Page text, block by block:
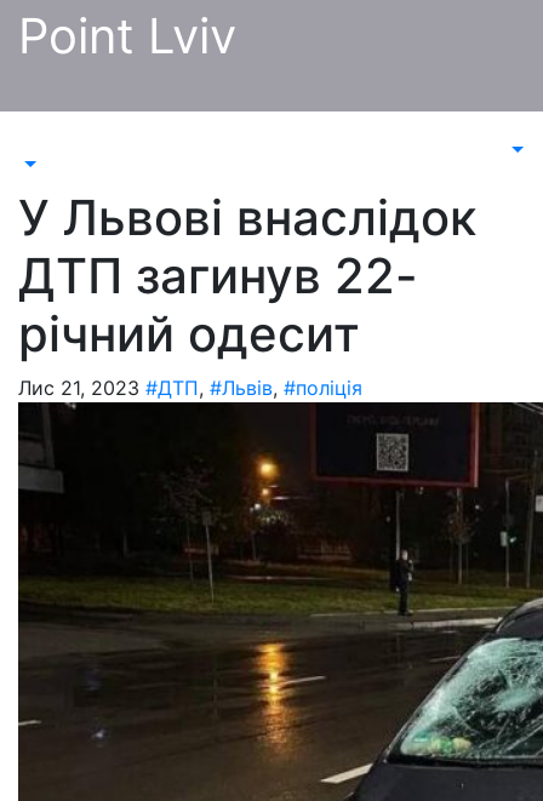
Перейти
Point Lviv
У Львові внаслідок
ДТП загинув 22-
річний одесит
Лис 21, 2023 #ДТП, #Львів, #поліція